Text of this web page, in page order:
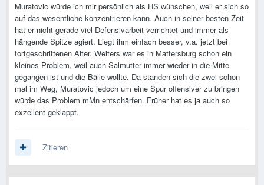
Muratovic würde ich mir persönlich als HS wünschen, weil er sich so
auf das wesentliche konzentrieren kann. Auch in seiner besten Zeit
hat er nicht gerade viel Defensivarbeit verrichtet und immer als
hängende Spitze agiert. Liegt ihm einfach besser, v.a. jetzt bei
fortgeschrittenen Alter. Weiters war es in Mattersburg schon ein
kleines Problem, weil auch Salmutter immer wieder in die Mitte
gegangen ist und die Bälle wollte. Da standen sich die zwei schon
mal im Weg, Muratovic jedoch um eine Spur offensiver zu bringen
würde das Problem mMn entschärfen. Früher hat es ja auch so
exzellent geklappt.
Zitieren